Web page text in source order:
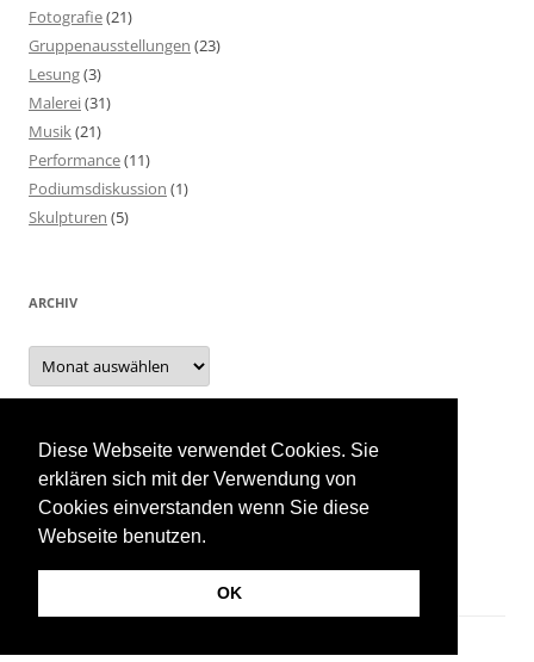
Diese Webseite verwendet Cookies. Sie
erklären sich mit der Verwendung von
Cookies einverstanden wenn Sie diese
Webseite benutzen.
OK
Fotografie(21)
Gruppenausstellungen (23)
Lesung(3)
Malerei(31)
Musik(21)
Performance(11)
Podiumsdiskussion (1)
Skulpturen (5)
ARCHIV
Archiv
INTERN
Event Planung